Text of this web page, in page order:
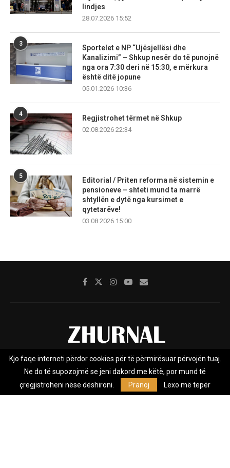
lindjes
28.07.2026 15:52
3
Sportelet e NP “Ujësjellësi dhe
Kanalizimi” – Shkup nesër do të punojnë
nga ora 7:30 deri në 15:30, e mërkura
është ditë jopune
05.01.2026 10:36
4
Regjistrohet tërmet në Shkup
02.08.2026 22:34
5
Editorial / Priten reforma në sistemin e
pensioneve – shteti mund ta marrë
shtyllën e dytë nga kursimet e
qytetarëve!
03.08.2026 15:00
Rreth nesh Impresumi Marketing
Privacy Policy
Zhurnal.mk është Agjenci e Lajmeve e pavarur, e themeluar në vitin
Kjo faqe interneti përdor cookies për të përmirësuar përvojën tuaj.
Ne do të supozojmë se jeni dakord me këtë, por mund të
çregjistroheni nëse dëshironi.
Pranoj Lexo më tepër